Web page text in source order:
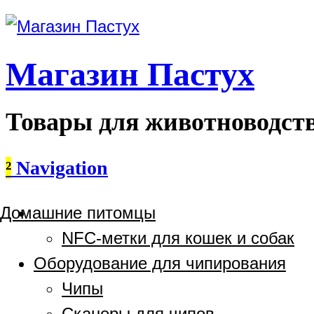
Магазин Пастух
Товары для
² Navigation
Домашние питомцы
NFC-метки для кошек и собак
Оборудование для чипирования
Чипы